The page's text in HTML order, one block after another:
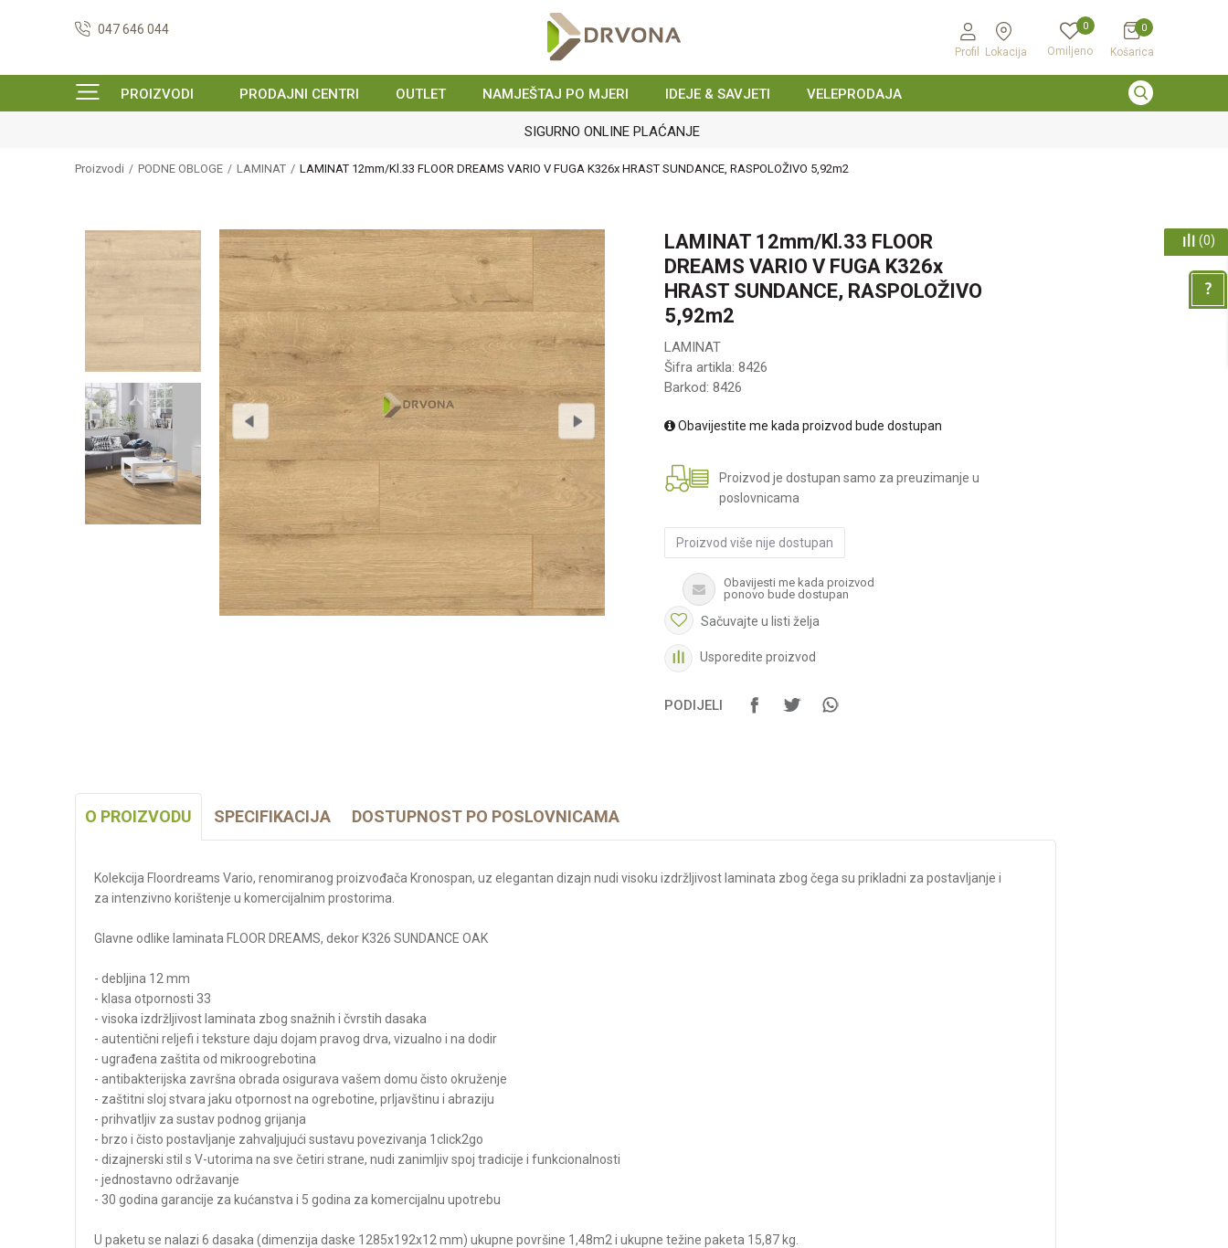
047 646 044
Profil Lokacija Omiljeno
0
Košarica
0
PROIZVODI PRODAJNI CENTRI OUTLET NAMJEŠTAJ PO MJERI IDEJE & SAVJETI VELEPRODAJA
SIGURNO ONLINE PLAĆANJE
Proizvodi PODNE OBLOGE LAMINAT LAMINAT 12mm/Kl.33 FLOOR DREAMS VARIO V FUGA K326x HRAST SUNDANCE, RASPOLOŽIVO 5,92m2
LAMINAT 12mm/Kl.33 FLOOR
DREAMS VARIO V FUGA K326x
HRAST SUNDANCE, RASPOLOŽIVO
5,92m2
LAMINAT
Šifra artikla: 8426
Barkod: 8426
Obavijestite me kada proizvod bude dostupan
Proizvod je dostupan samo za preuzimanje u
poslovnicama
Proizvod više nije dostupan
Obavijesti me kada proizvod
ponovo bude dostupan
Sačuvajte u listi želja
Usporedite proizvod
PODIJELI
O PROIZVODU SPECIFIKACIJA DOSTUPNOST PO POSLOVNICAMA
Kolekcija Floordreams Vario, renomiranog proizvođača Kronospan, uz elegantan dizajn nudi visoku izdržljivost laminata zbog čega su prikladni za postavljanje i
za intenzivno korištenje u komercijalnim prostorima.
Glavne odlike laminata FLOOR DREAMS, dekor K326 SUNDANCE OAK
- debljina 12 mm
- klasa otpornosti 33
- visoka izdržljivost laminata zbog snažnih i čvrstih dasaka
- autentični reljefi i teksture daju dojam pravog drva, vizualno i na dodir
- ugrađena zaštita od mikroogrebotina
- antibakterijska završna obrada osigurava vašem domu čisto okruženje
- zaštitni sloj stvara jaku otpornost na ogrebotine, prljavštinu i abraziju
- prihvatljiv za sustav podnog grijanja
- brzo i čisto postavljanje zahvaljujući sustavu povezivanja 1click2go
- dizajnerski stil s V-utorima na sve četiri strane, nudi zanimljiv spoj tradicije i funkcionalnosti
- jednostavno održavanje
- 30 godina garancije za kućanstva i 5 godina za komercijalnu upotrebu
U paketu se nalazi 6 dasaka (dimenzija daske 1285x192x12 mm) ukupne površine 1,48m2 i ukupne težine paketa 15,87 kg.
(0)